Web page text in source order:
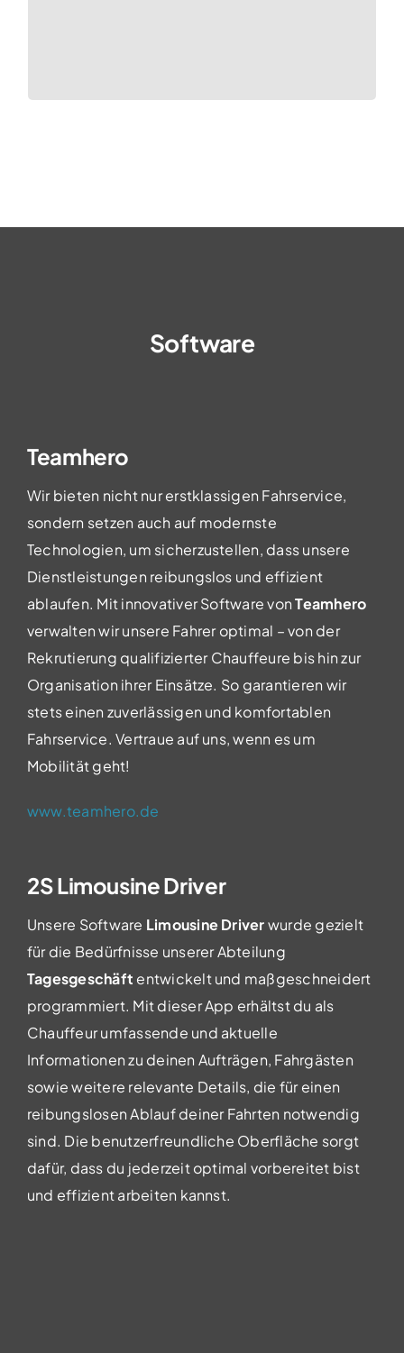
Software
Teamhero
Wir bieten nicht nur erstklassigen Fahrservice,
sondern setzen auch auf modernste
Technologien, um sicherzustellen, dass unsere
Dienstleistungen reibungslos und effizient
ablaufen. Mit innovativer Software vonTeamhero
verwalten wir unsere Fahrer optimal – von der
Rekrutierung qualifizierter Chauffeure bis hin zur
Organisation ihrer Einsätze. So garantieren wir
stets einen zuverlässigen und komfortablen
Fahrservice. Vertraue auf uns, wenn es um
Mobilität geht!
www.teamhero.de
2S Limousine Driver
Unsere Software Limousine Driverwurde gezielt
für die Bedürfnisse unserer Abteilung
Tagesgeschäft entwickelt und maßgeschneidert
programmiert. Mit dieser App erhältst du als
Chauffeur umfassende und aktuelle
Informationen zu deinen Aufträgen, Fahrgästen
sowie weitere relevante Details, die für einen
reibungslosen Ablauf deiner Fahrten notwendig
sind. Die benutzerfreundliche Oberfläche sorgt
dafür, dass du jederzeit optimal vorbereitet bist
und effizient arbeiten kannst.